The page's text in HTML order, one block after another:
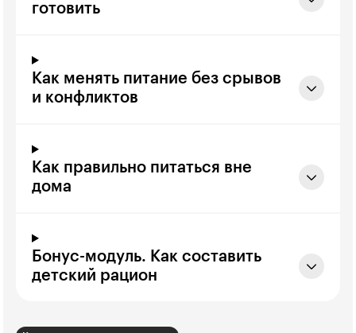
готовить
Как менять питание без срывов
и конфликтов
Как правильно питаться вне
дома
Бонус-модуль. Как составить
детский рацион